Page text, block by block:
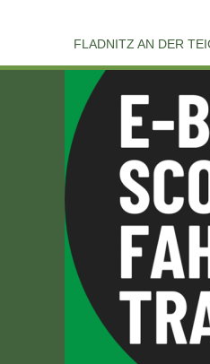
FLADNITZ AN DER